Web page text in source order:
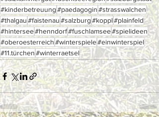
#kinderbetreuung#paedagogin#strasswalchen
#thalgau#faistenau#salzburg#koppl#plainfeld
#hintersee#henndorf#fuschlamsee#spielideen
#oberoesterreich#winterspiele#einwinterspiel
#11.türchen#winterraetsel